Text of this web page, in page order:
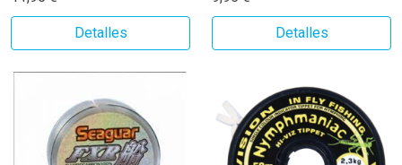
Detalles Detalles